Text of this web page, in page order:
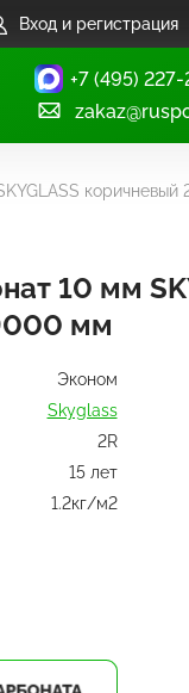
Вход и регистрация
+7 (495)
10 мм
мм
Эконом
Skyglass
2R
15 лет
1.2кг/м2